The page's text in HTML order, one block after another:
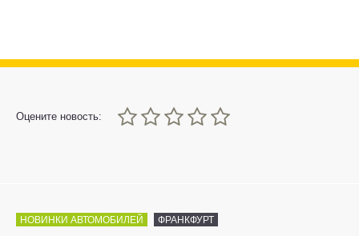
Оцените новость:
0
1 3 4 5
НОВИНКИ АВТОМОБИЛЕЙ ФРАНКФУРТ